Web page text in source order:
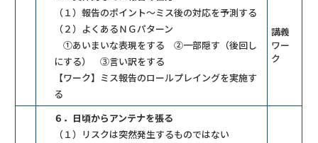
（１）報告のポイント～ミス後の対応を予測する
（２）よくあるＮＧパターン
①あいまいな表現をする ②一部隠す（後回し
にする） ③言い訳をする
【ワーク】ミス報告のロールプレイングを実施す
る
講義
ワー
ク
６．日頃からアンテナを張る
（１）リスクは突然発生するものではない